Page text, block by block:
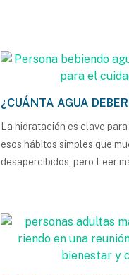
¿CUÁNTA AGUA
La hidratación es clave
esos hábitos simples que
desapercibidos, pero Leer